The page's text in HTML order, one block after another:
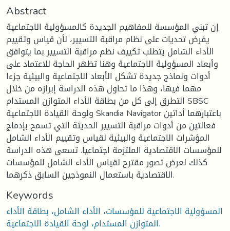
Abstract
إن تبني المؤسسة للمفاهيم الجديدة كالمسؤولية الاجتماعية
يفرض تحديات على نظام مراقبة التسيير، لأن قياس وتقييم
الأداء الشامل يتطلب تكييف نظم مراقبة التسيير بما يتوافق
وأبعاد المسؤولية الاجتماعية وهنا تظهر الحاجة للاعتماد على
أدوات ونماذج جديدة تشكل الأبعاد الاجتماعية والبيئية جزءا
مهما فيها، وهذا ما تحاول هذه الدراسة إبرازه من خلال
التطرق إلى كل من بطاقة الأداء المتوازن المستدام SBSC
ولوحة القيادة الاجتماعية Skandia Navigator باعتبارهما أداتين
فعالتين من أدوات مراقبة التسيير الحديثة التي تسمح بإدماج
المؤشرات الاجتماعية والبيئية لقياس وتقييم الأداء الشامل
للمؤسسات الاقتصادية الملتزمة اجتماعيا. تسعى هذه الدراسة
كذلك لعرض تصور مقترح لقياس الأداء الشامل للمؤسسات
الاقتصادية باستعمال النموذجين السابق ذكرهما.
Keywords
المسؤولية الاجتماعية للمؤسسات، الأداء الشامل، بطاقة الأداء
المتوازن المستدام، لوحة القيادة الاجتماعية.